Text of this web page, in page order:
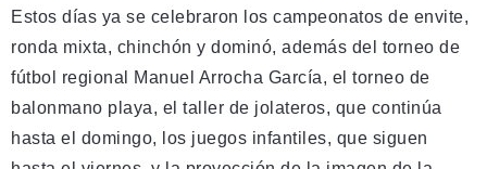
Estos días ya se celebraron los campeonatos de envite,
ronda mixta, chinchón y dominó, además del torneo de
fútbol regional Manuel Arrocha García, el torneo de
balonmano playa, el taller de jolateros, que continúa
hasta el domingo, los juegos infantiles, que siguen